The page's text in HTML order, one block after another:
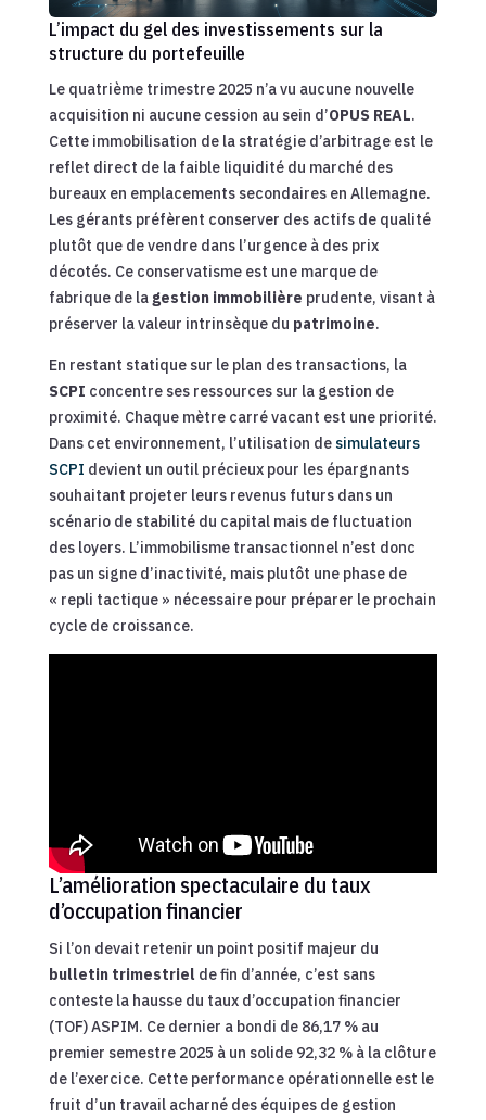
L’impact du gel des investissements sur la
structure du portefeuille
Le quatrième trimestre 2025 n’a vu aucune nouvelle
acquisition ni aucune cession au sein d’OPUS REAL.
Cette immobilisation de la stratégie d’arbitrage est le
reflet direct de la faible liquidité du marché des
bureaux en emplacements secondaires en Allemagne.
Les gérants préfèrent conserver des actifs de qualité
plutôt que de vendre dans l’urgence à des prix
décotés. Ce conservatisme est une marque de
fabrique de la gestion immobilière prudente, visant à
préserver la valeur intrinsèque du patrimoine.
En restant statique sur le plan des transactions, la
SCPI concentre ses ressources sur la gestion de
proximité. Chaque mètre carré vacant est une priorité.
Dans cet environnement, l’utilisation de simulateurs
SCPI devient un outil précieux pour les épargnants
souhaitant projeter leurs revenus futurs dans un
scénario de stabilité du capital mais de fluctuation
des loyers. L’immobilisme transactionnel n’est donc
pas un signe d’inactivité, mais plutôt une phase de
« repli tactique » nécessaire pour préparer le prochain
cycle de croissance.
L’amélioration spectaculaire du taux
d’occupation financier
Si l’on devait retenir un point positif majeur du
bulletin trimestriel de fin d’année, c’est sans
conteste la hausse du taux d’occupation financier
(TOF) ASPIM. Ce dernier a bondi de 86,17 % au
premier semestre 2025 à un solide 92,32 % à la clôture
de l’exercice. Cette performance opérationnelle est le
fruit d’un travail acharné des équipes de gestion